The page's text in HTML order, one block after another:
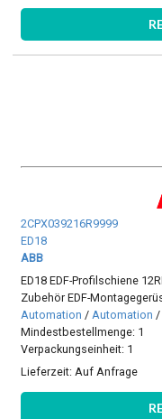
2CPX039216R9999
ED18
ABB
ED18 EDF-Profilschiene
Zubehör EDF-
Automation / Automation /
Mindestbestellmenge: 1
Verpackungseinheit: 1
Lieferzeit:Auf Anfrage